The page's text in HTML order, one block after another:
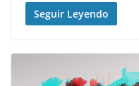
Seguir Leyendo